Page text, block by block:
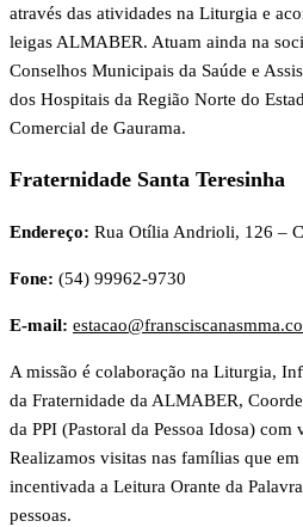
através das atividades na Liturgia e
leigas ALMABER. Atuam ainda na
Conselhos Municipais da Saúde e
dos Hospitais da Região Norte do
Comercial de Gaurama.
Fraternidade Santa Teresinha
Endereço: Rua Otília Andrioli, 126 –
Fone: (54) 99962-9730
E-mail:
A missão é colaboração na Liturgia,
da Fraternidade da ALMABER,
da PPI (Pastoral da Pessoa Idosa) com
Realizamos visitas nas famílias que
incentivada a Leitura Orante da
pessoas.